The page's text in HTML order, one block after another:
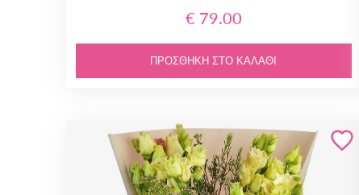
€ 79.00
ΠΡΟΣΘΉΚΗ ΣΤΟ ΚΑΛΆΘΙ